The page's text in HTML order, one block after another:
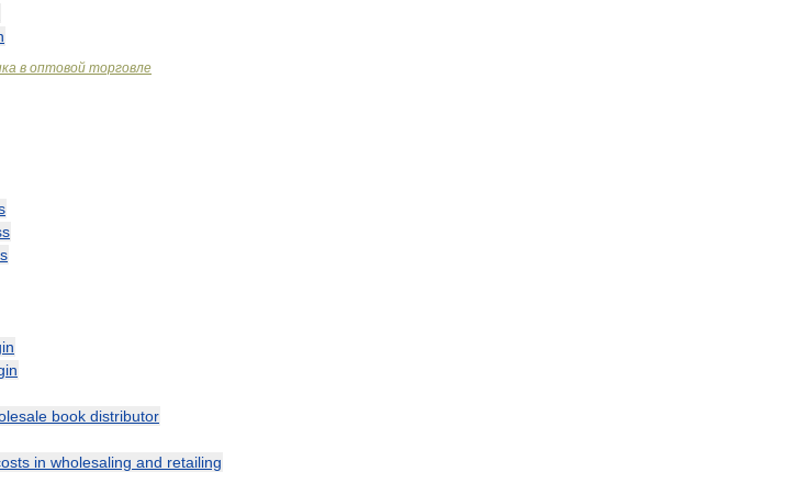
в оптовой торговле
book distributor
in wholesaling and retailing